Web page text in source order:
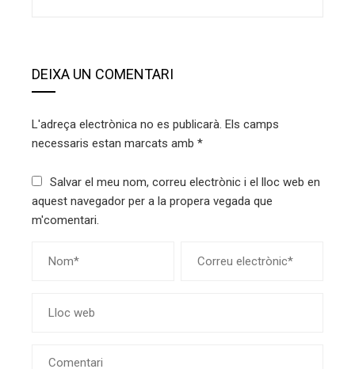
DEIXA UN COMENTARI
L'adreça electrònica no es publicarà. Els camps
necessaris estan marcats amb *
Salvar el meu nom, correu electrònic i el lloc web en
aquest navegador per a la propera vegada que
m'comentari.